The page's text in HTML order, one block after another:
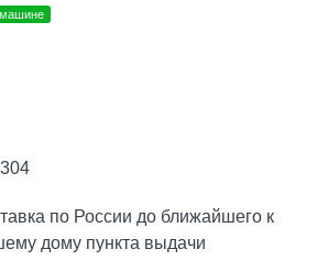
по России до ближайшего к
дому пункта выдачи